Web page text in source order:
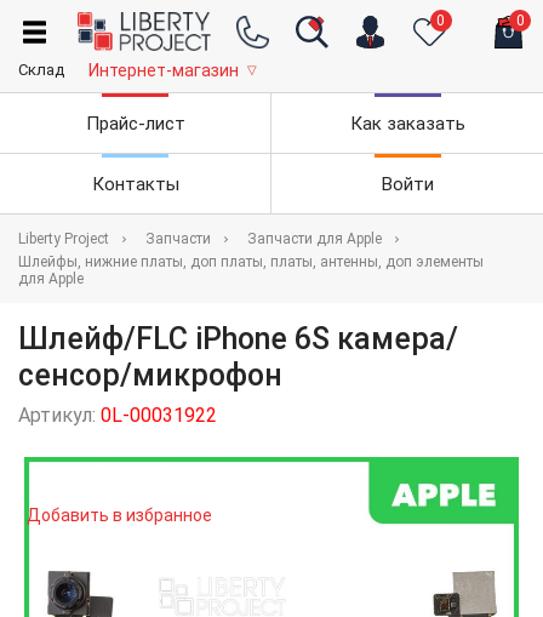
0 0
Склад Интернет-магазин ▽
Прайс-лист Как заказать
Контакты Войти
Liberty Project Запчасти
Запчасти для Apple
Шлейфы, нижние платы, доп платы, платы, антенны, доп элементы
для Apple
Шлейф/FLC iPhone 6S камера/
сенсор/микрофон
Артикул: 0L-00031922
Добавить в избранное